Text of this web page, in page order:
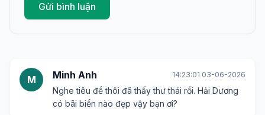
Gửi bình luận
M Minh Anh 14:23:01 03-06-2026
Nghe tiêu đề thôi đã thấy thư thái rồi. Hải Dương
có bãi biển nào đẹp vậy bạn ơi?